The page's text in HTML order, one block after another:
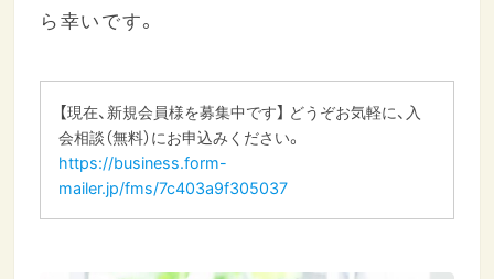
ら幸いです。
【現在、新規会員様を募集中です】 どうぞお気軽に、入
会相談（無料）にお申込みください。
https://business.form-
mailer.jp/fms/7c403a9f305037